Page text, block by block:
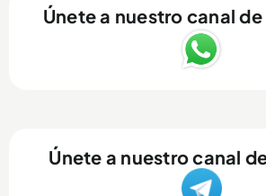
Únete a nuestro canal
Únete a nuestro canal